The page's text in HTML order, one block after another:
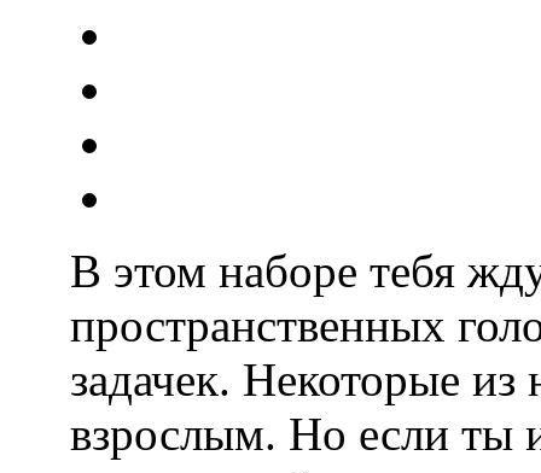
В этом наборе тебя
пространственных
задачек. Некоторые
взрослым. Но если ты